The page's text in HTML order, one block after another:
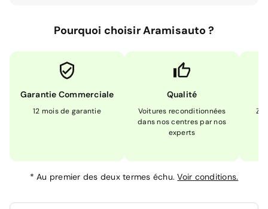
Pourquoi choisir Aramisauto ?
Garantie Commerciale
12 mois de garantie
Qualité
Voitures reconditionnées
dans nos centres par nos
experts
*Au premier des deux termes échu.Voir conditions.